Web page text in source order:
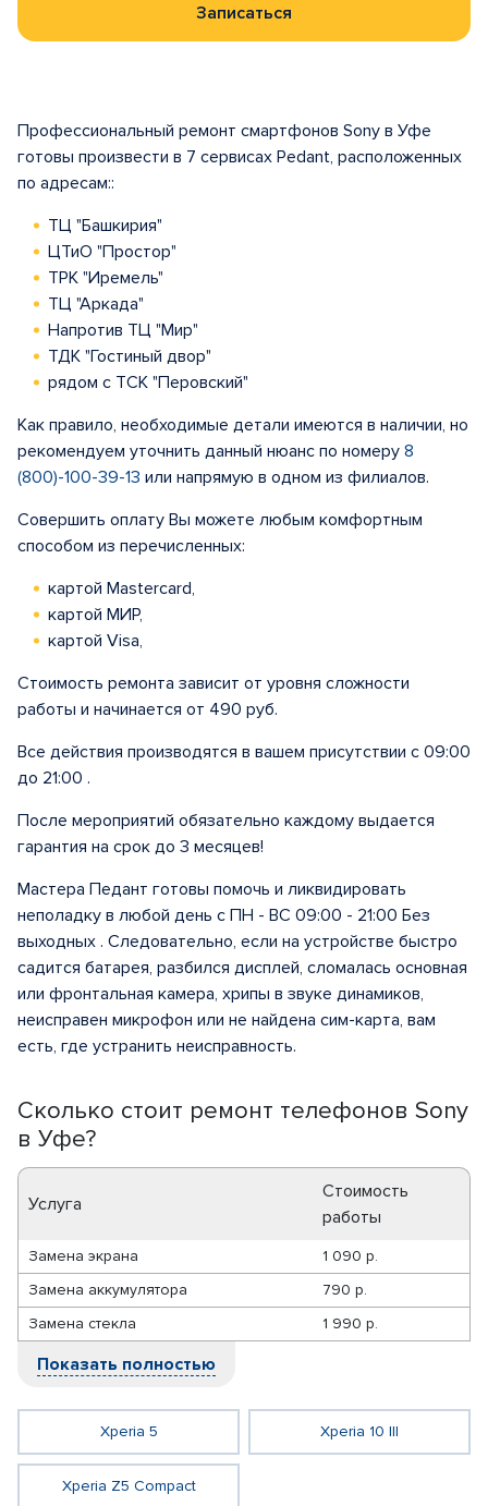
Записаться
Сколько стоит ремонт телефонов Sony
в Уфе?
Услуга
Стоимость
работы
Замена экрана
1 090 р.
Замена аккумулятора
790 р.
Замена стекла
1 990 р.
Показать полностью
Xperia 5 Xperia 10 III
Xperia Z5 Compact
Профессиональный ремонт смартфонов Sony в Уфе
готовы произвести в 7 сервисах Pedant, расположенных
по адресам::
ТЦ "Башкирия"
ЦТиО "Простор"
ТРК "Иремель"
ТЦ "Аркада"
Напротив ТЦ "Мир"
ТДК "Гостиный двор"
рядом с ТСК "Перовский"
Как правило, необходимые детали имеются в наличии, но
рекомендуем уточнить данный нюанс по номеру 8
(800)-100-39-13 или напрямую в одном из филиалов.
Совершить оплату Вы можете любым комфортным
способом из перечисленных:
картой Mastercard,
картой МИР,
картой Visa,
Стоимость ремонта зависит от уровня сложности
работы и начинается от 490 руб.
Все действия производятся в вашем присутствии с 09:00
до 21:00 .
После мероприятий обязательно каждому выдается
гарантия на срок до 3 месяцев!
Мастера Педант готовы помочь и ликвидировать
неполадку в любой день с ПН - ВС 09:00 - 21:00 Без
выходных . Следовательно, если на устройстве быстро
садится батарея, разбился дисплей, сломалась основная
или фронтальная камера, хрипы в звуке динамиков,
неисправен микрофон или не найдена сим-карта, вам
есть, где устранить неисправность.